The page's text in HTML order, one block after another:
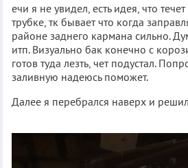
ечи я не увидел, есть идея, что
трубке, тк бывает что когда
районе заднего кармана сильно.
итп. Визуально бак конечно с
готов туда лезть, чет подустал.
заливную надеюсь поможет.
Далее я перебрался наверх и